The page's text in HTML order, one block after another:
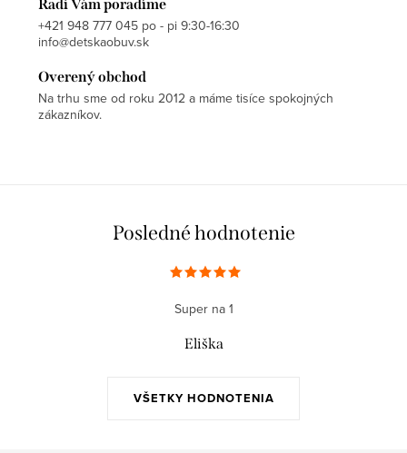
Radi Vám poradíme
+421 948 777 045 po - pi 9:30-16:30
info@detskaobuv.sk
Overený obchod
Na trhu sme od roku 2012 a máme tisíce spokojných
zákazníkov.
Posledné hodnotenie
VŠETKY HODNOTENIA
Super na 1
Eliška